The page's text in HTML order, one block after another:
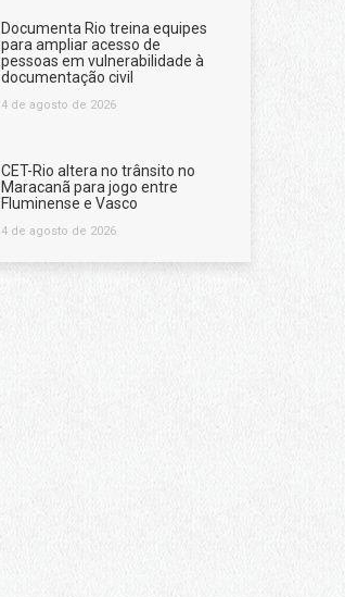
Documenta Rio treina equipes
para ampliar acesso de
pessoas em vulnerabilidade à
documentação civil
4 de agosto de 2026
CET-Rio altera no trânsito no
Maracanã para jogo entre
Fluminense e Vasco
4 de agosto de 2026